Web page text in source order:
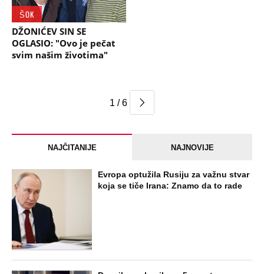
ŠOK
DŽONIĆEV SIN SE
OGLASIO: "Ovo je pečat
svim našim životima"
1 / 6
NAJČITANIJE NAJNOVIJE
Evropa optužila Rusiju za važnu stvar
koja se tiče Irana: Znamo da to rade